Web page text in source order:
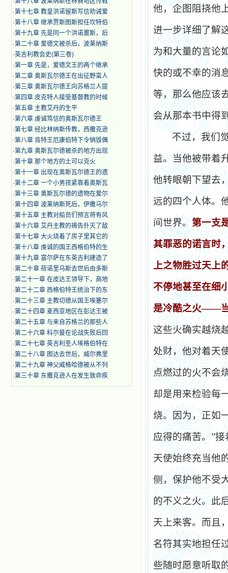
·第十七章 教皇洪诺留斯写信劝诫爱
·第十八章 继承贾斯图斯担任坎特伯
·第十九章 先是同一个洪诺置斯，后
·第二十章 爱德文被杀后，波莱纳斯
·英吉利教会史(第三卷)
·第一章 先是，爱德文王的两个继承
·第二章 奥斯瓦尔德王在出征野蛮人
·第三章 奥斯瓦尔德王向苏格兰人提
·第四章 皮克特人接受基督教的时候
·第五章 主教艾丹的生平
·第六章 虔诚笃信的奥斯瓦尔德王
·第七章 经比林纳斯传教，西撒克逊
·第八章 肯特王厄康伯特下令销毁偶
·第九章 奥斯瓦尔德被杀的地方出现
·第十章 那个地方的土可以克火
·第十一章 出现在奥斯瓦尔德王的遗
·第十二章 一个小男孩紧靠着奥斯瓦
·第十三章 奥斯瓦尔德的遗物在爱尔
·第十四章 波莱纳斯死后，伊撒马尔
·第十五章 主教对船员们预言将有风
·第十六章 艾丹主教的祷告扑灭了敌
·第十七章 大火烧着了房子里其它的
·第十八章 虔诚的国王西格伯特的生
·第十九章 富尔萨在东英吉利建造了
·第二十章 荷诺里乌斯去世后由多斯
·第二十一章 在皮达王领导下，高地
·第二十二章 西格伯特王统治下的东
·第二十三章 主教切德从国王埃塞尔
·第二十四章 麦西亚地区在彭达王被
·第二十五章 与来自苏格兰的那些人
·第二十六章 科尔曼在论战失败后回
·第二十七章 英吉利圣人埃格伯特在
·第二十八章 图达去世后，威尔弗里
·第二十九章 神父威格哈德被从不列
·第三十章 东撒克逊人在发生致命疾
他，企图阻挠他
进一步详细了解
为和大量的言论
快的或不幸的消
等，那么他应该
会从那本书中得
不过，我们
益。当他被带着
他转眼朝下望去
远的四个人体。
间世界。 第一支
其罪恶的诺言时
上之物胜过天上
不停地甚至在细
是冷酷之火——
这些火确实越烧
处财，他对着天
点燃过的火不会
却是用来检验每
烧。因为，正如
应得的痛苦。”
天使始终充当他
侧，保护他不受
的不义之火。此
天上来客。而且
名符其实地担任
些随时愿意听取